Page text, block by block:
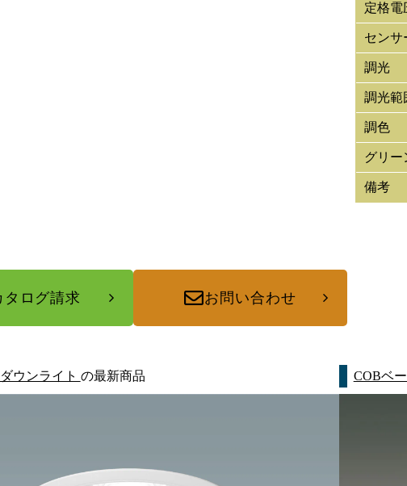
定格電
センサ
調光
調光範
調色
グリー
備考
タログ請求 お問い合わせ
ウンライト の最新商品 COBベ